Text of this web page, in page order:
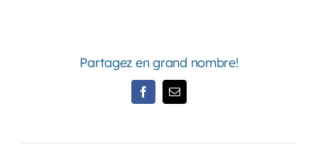
Partagez en grand nombre!
FacebookEmail